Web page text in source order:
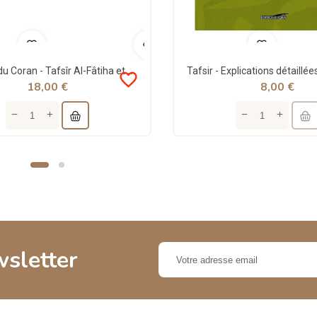
Exégèse du Coran - Tafsîr Al-Fâtiha et Juz 'Amma - Abdelmajiid Ihaddadene - Le Relais
favorite_border
18,00 € 8,00 €